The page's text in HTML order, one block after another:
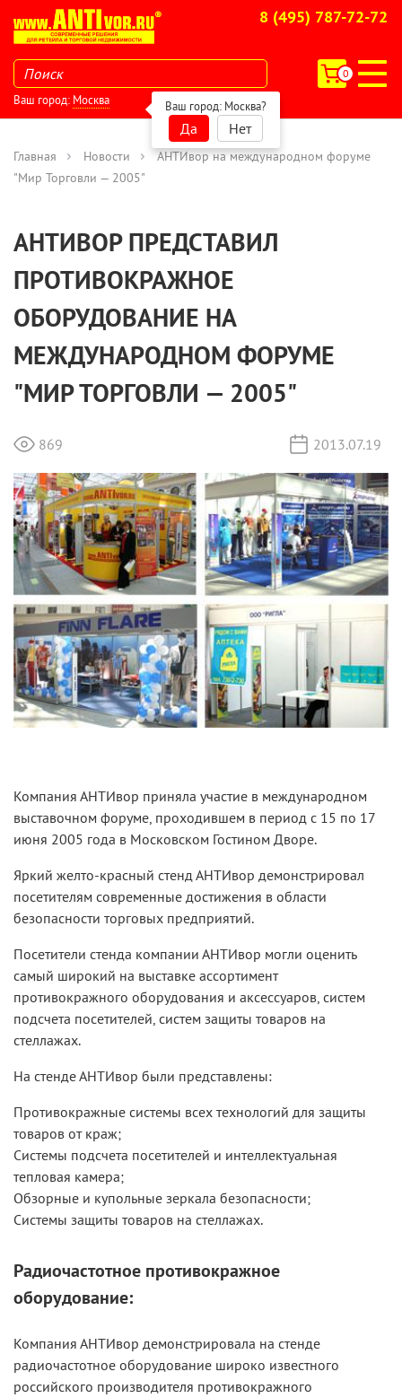
8 (495) 787-72-72
0
Ваш город: Москва Ваш город: Москва?
Да Нет
Главная Новости
АНТИвор на международном форуме
"Мир Торговли — 2005"
АНТИВОР ПРЕДСТАВИЛ
ПРОТИВОКРАЖНОЕ
ОБОРУДОВАНИЕ НА
МЕЖДУНАРОДНОМ ФОРУМЕ
"МИР ТОРГОВЛИ — 2005"
869 2013.07.19
Компания АНТИвор приняла участие в международном
выставочном форуме, проходившем в период с 15 по 17
июня 2005 года в Московском Гостином Дворе.
Яркий желто-красный стенд АНТИвор демонстрировал
посетителям современные достижения в области
безопасности торговых предприятий.
Посетители стенда компании АНТИвор могли оценить
самый широкий на выставке ассортимент
противокражного оборудования и аксессуаров, систем
подсчета посетителей, систем защиты товаров на
стеллажах.
На стенде АНТИвор были представлены:
Противокражные системы всех технологий для защиты
товаров от краж;
Системы подсчета посетителей и интеллектуальная
тепловая камера;
Обзорные и купольные зеркала безопасности;
Системы защиты товаров на стеллажах.
Радиочастотное противокражное
оборудование:
Компания АНТИвор демонстрировала на стенде
радиочастотное оборудование широко известного
российского производителя противокражного